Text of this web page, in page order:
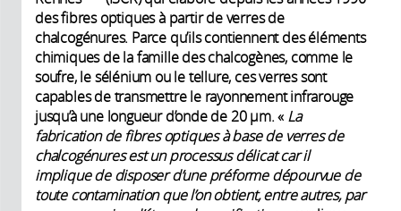
des fibres optiques à partir de verres de
chalcogénures. Parce qu’ils contiennent des éléments
chimiques de la famille des chalcogènes, comme le
soufre, le sélénium ou le tellure, ces verres sont
capables de transmettre le rayonnement infrarouge
jusqu’à une longueur d’onde de 20 µm. « La
fabrication de fibres optiques à base de verres de
chalcogénures est un processus délicat car il
implique de disposer d’une préforme dépourvue de
toute contamination que l’on obtient, entre autres, par